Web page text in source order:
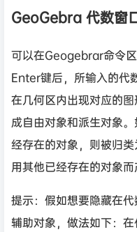
GeoGebra 代数窗
可以在Geogebrar命令
Enter键后，所输入的代
在几何区内出现对应的
成自由对象和派生对象
经存在的对象，则被归
用其他已经存在的对象而
提示：假如想要隐藏在
辅助对象，做法如下：